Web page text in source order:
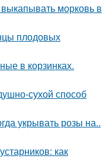
морковь в
плодовых
в корзинках.
сухой способ
укрывать розы на..
как